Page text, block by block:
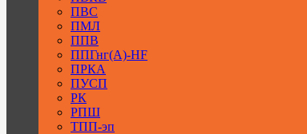
ПВС
ПМЛ
ППВ
ППГнг(А)-HF
ПРКА
ПУСП
РК
РПШ
ТПП-эп